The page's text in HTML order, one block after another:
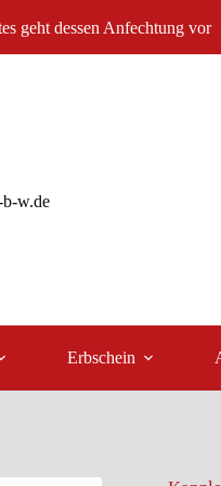
geht dessen Anfechtung vor
w.de
Erbschein